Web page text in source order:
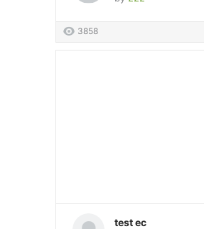
3858
test ec